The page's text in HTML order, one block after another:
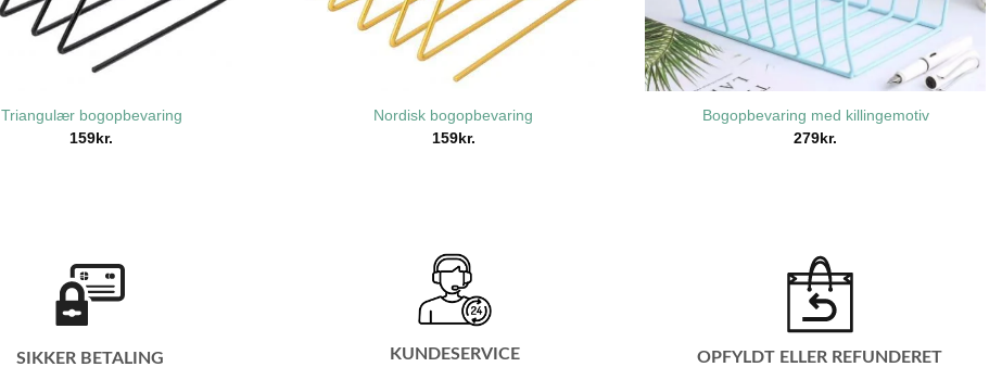
Triangulær bogopbevaring
159kr.
Nordisk bogopbevaring
159kr.
Bogopbevaring med killingemotiv
279kr.
SIKKER BETALING
KUNDESERVICE
OPFYLDT ELLER REFUNDERET